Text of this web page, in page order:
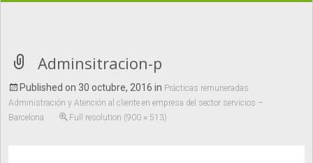
servicios – Barcelona>>Adminsitracion-p
Adminsitracion-p
Published on 30 octubre, 2016 in Prácticas remuneradas
Administración y Atención al cliente en empresa del sector servicios –
Barcelona
Full resolution (900 × 513)